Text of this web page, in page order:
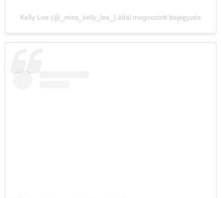
Kelly Lee (@_miss_kelly_lee_) által megosztott bejegyzés